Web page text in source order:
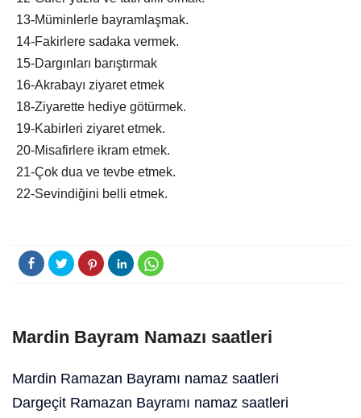
13-Müminlerle bayramlaşmak.
14-Fakirlere sadaka vermek.
15-Dargınları barıştırmak
16-Akrabayı ziyaret etmek
18-Ziyarette hediye götürmek.
19-Kabirleri ziyaret etmek.
20-Misafirlere ikram etmek.
21-Çok dua ve tevbe etmek.
22-Sevindiğini belli etmek.
Mardin Bayram Namazı saatleri
Mardin Ramazan Bayramı namaz saatleri
Dargeçit Ramazan Bayramı namaz saatleri